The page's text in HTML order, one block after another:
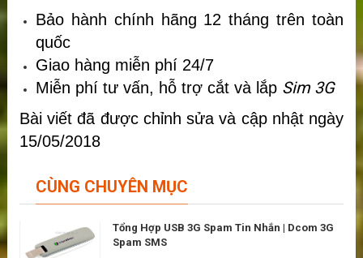
Bảo hành chính hãng 12 tháng trên toàn
quốc
Giao hàng miễn phí 24/7
Miễn phí tư vấn, hỗ trợ cắt và lắp Sim 3G
Bài viết đã được chỉnh sửa và cập nhật ngày
15/05/2018
CÙNG CHUYÊN MỤC
Tổng Hợp USB 3G Spam Tin Nhắn | Dcom 3G
Spam SMS